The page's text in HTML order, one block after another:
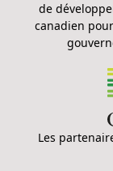
de
canadien
Les